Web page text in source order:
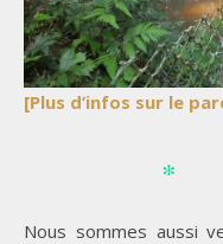
[Plus d’infos sur le
Nous sommes aussi